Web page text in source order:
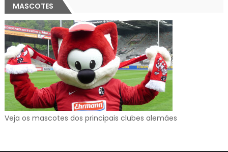
MASCOTES
Veja os mascotes dos principais clubes alemães